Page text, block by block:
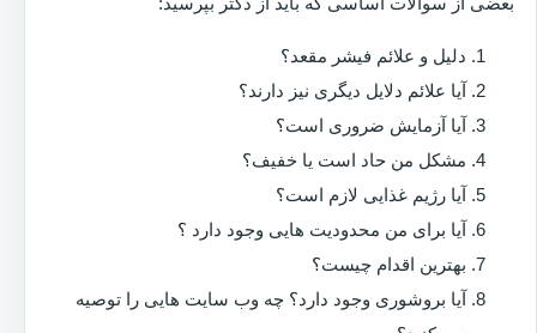
دلیل و علائم فیشر مقعد؟
آیا علائم دلایل دیگری نیز دارند؟
آیا آزمایش ضروری است؟
مشکل من حاد است یا خفیف؟
آیا رژیم غذایی لازم است؟
آیا برای من محدودیت هایی وجود دارد ؟
بهترین اقدام چیست؟
آیا بروشوری وجود دارد؟ چه وب سایت هایی را توصیه